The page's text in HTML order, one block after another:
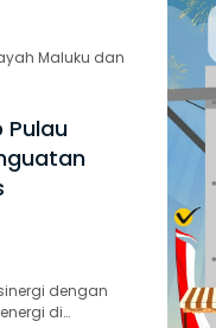
Maluku dan
Pulau
sinergi dengan
di…